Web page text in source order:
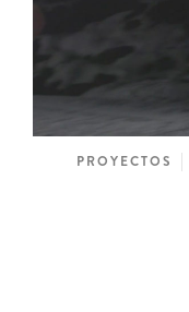
PROYECTOS